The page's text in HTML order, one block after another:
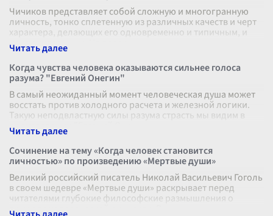
Чичиков представляет собой сложную и многогранную
личность, тонко сплетенную из различных качеств и черт
характера, делающих его одновременно и типичным, и
исключительным. На повер
Когда чувства человека оказываются сильнее голоса
разума? "Евгений Онегин"
В самый неожиданный момент человеческая душа может
восстать против холодного расчета и железной логики.
Такую неподвластную силы разума страсть мы видим в
произведении "Евгений Оне
Сочинение на тему «Когда человек становится
личностью» по произведению «Мертвые души»
Великий российский писатель Николай Васильевич Гоголь
в своем шедевре «Мертвые души» раскрывает перед
читателями глубокие философские размышления о
природе человеческой личности. Р